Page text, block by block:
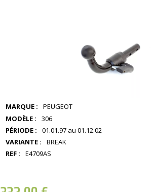
MARQUE :
PEUGEOT
MODÈLE :
306
PÉRIODE :
01.01.97 au 01.12.02
VARIANTE :
BREAK
REF :
E4709AS